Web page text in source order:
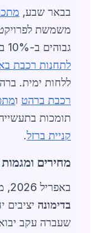
בבאר שבע,
משמשת
גבוהים ב-10% בגלל לוגיסטיקה. באשקלון ו
לתחנות רכבת
ללחות ימית.
רכבת ברהט ו
תומכות
קניית ברזל.
מחירים ומגמות
באפריל 2026, מחירי
בדימונה
שעברה עקב